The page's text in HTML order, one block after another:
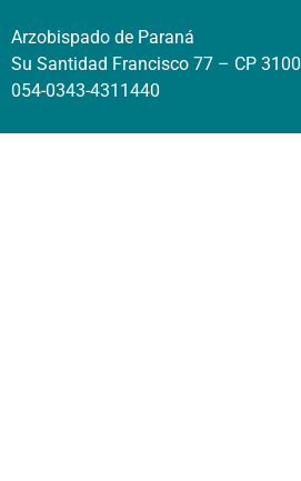
Arzobispado de Paraná
Su Santidad Francisco 77 – CP 3100
054-0343-4311440